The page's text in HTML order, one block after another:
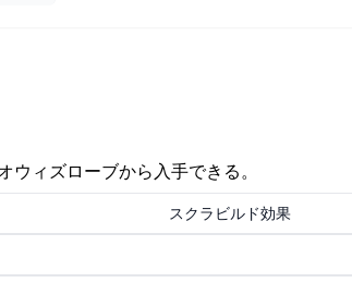
ィズローブから入手できる。
スクラビルド効果